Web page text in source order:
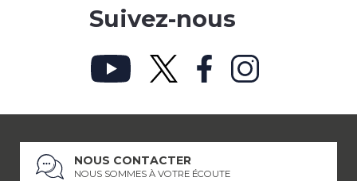
Suivez-nous
NOUS CONTACTER
NOUS SOMMES À VOTRE ÉCOUTE